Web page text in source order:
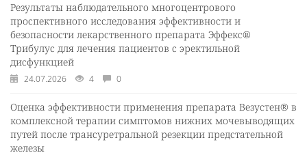
Результаты наблюдательного многоцентрового
проспективного исследования эффективности и
безопасности лекарственного препарата Эффекс®
Трибулус для лечения пациентов с эректильной
дисфункцией
24.07.2026 4 0
Оценка эффективности применения препарата Везустен® в
комплексной терапии симптомов нижних мочевыводящих
путей после трансуретральной резекции предстательной
железы